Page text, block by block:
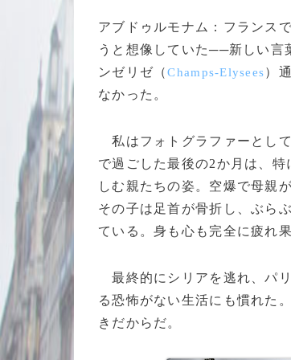
アブドゥルモナム：フランス
うと想像していた──新しい言
ンゼリゼ（Champs-Elysees）
なかった。
私はフォトグラファーとし
で過ごした最後の2か月は、
しむ親たちの姿。空爆で母親
その子は足首が骨折し、ぶら
ている。身も心も完全に疲れ
最終的にシリアを逃れ、パ
る恐怖がない生活にも慣れた
きだからだ。